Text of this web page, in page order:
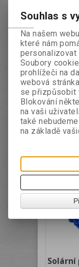
Krycí
bazén
modrá
Kat.číslo
Solární
Souhlas s
Na našem
které nám
personalizovat
Soubory
prohlížeči na
webová
se přizpůsobit
Blokování
na vaši
také
na základě